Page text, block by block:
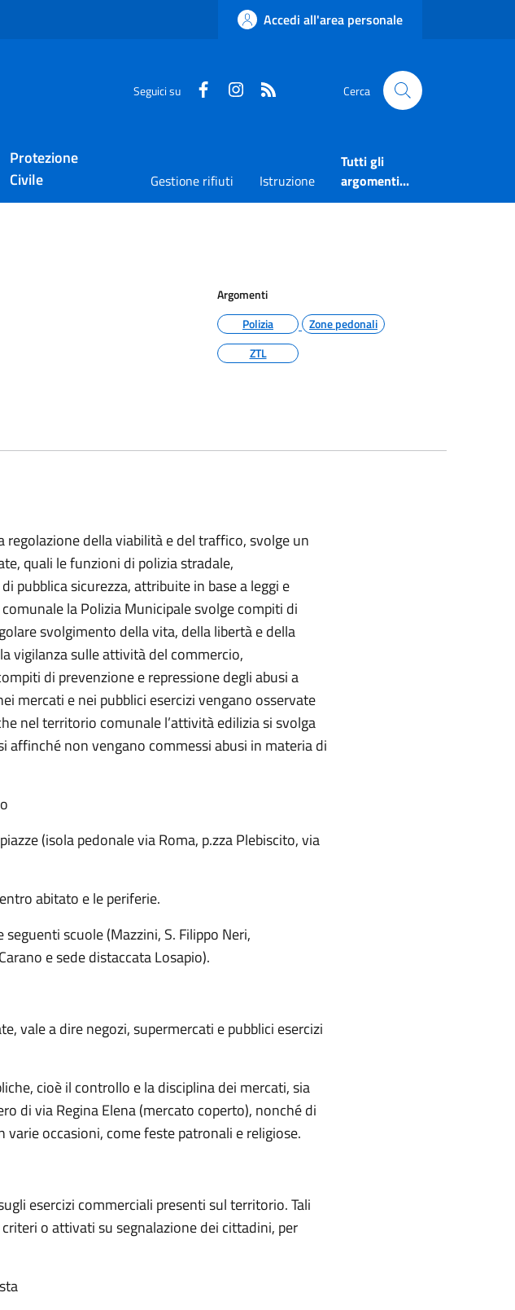
Accedi all'area personale
Seguici su FaceboookInstagram Cerca
Protezione
Civile
Gestione rifiuti Istruzione
Tutti gli
argomenti...
Argomenti
Polizia
Zone pedonali
ZTL
regolazione della viabilità e del traffico, svolge un
quali le funzioni di polizia stradale,
pubblica sicurezza, attribuite in base a leggi e
la Polizia Municipale svolge compiti di
svolgimento della vita, della libertà e della
vigilanza sulle attività del commercio,
di prevenzione e repressione degli abusi a
mercati e nei pubblici esercizi vengano osservate
nel territorio comunale l’attività edilizia si svolga
affinché non vengano commessi abusi in materia di
(isola pedonale via Roma, p.zza Plebiscito, via
abitato e le periferie.
scuole (Mazzini, S. Filippo Neri,
e sede distaccata Losapio).
vale a dire negozi, supermercati e pubblici esercizi
cioè il controllo e la disciplina dei mercati, sia
di via Regina Elena (mercato coperto), nonché di
occasioni, come feste patronali e religiose.
esercizi commerciali presenti sul territorio. Tali
o attivati su segnalazione dei cittadini, per